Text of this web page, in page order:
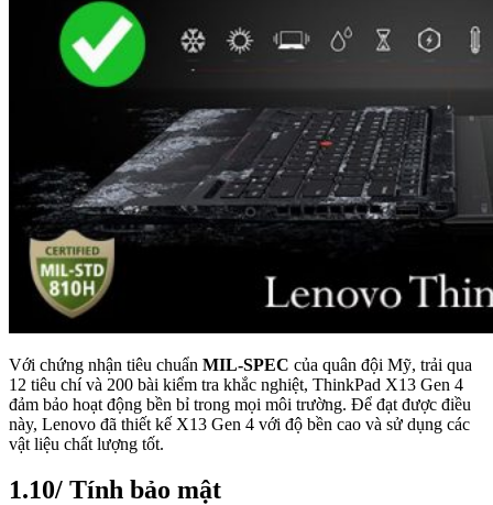
Với chứng nhận tiêu chuẩn MIL-SPEC của quân đội Mỹ, trải qua
12 tiêu chí và 200 bài kiểm tra khắc nghiệt, ThinkPad X13 Gen 4
đảm bảo hoạt động bền bỉ trong mọi môi trường. Để đạt được điều
này, Lenovo đã thiết kế X13 Gen 4 với độ bền cao và sử dụng các
vật liệu chất lượng tốt.
1.10/ Tính bảo mật